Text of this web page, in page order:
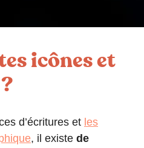
icônes et
d’écritures et les
, il existe de